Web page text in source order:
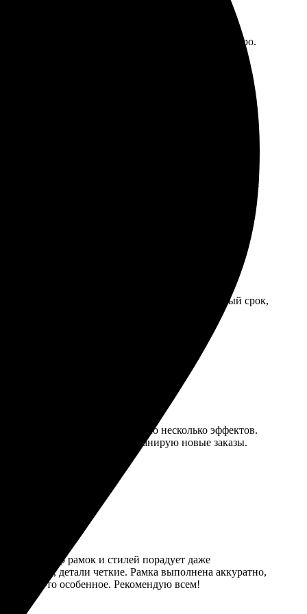
Ожидала, что будет дольше, но привезли быстро.
и сделала заказ. В течение нескольких
яркие, детали четкие. Рекомендую попробовать!
нужные изображения. Доставили в указанный срок,
Затем меняю рамку и добавляю несколько эффектов.
ожидания, теперь планирую новые заказы.
Выбор рамок и стилей порадует даже
детали четкие. Рамка выполнена аккуратно,
что-то особенное. Рекомендую всем!